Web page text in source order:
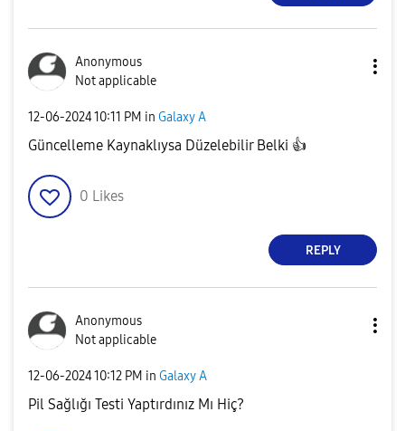
Anonymous
Not applicable
‎12-06-202410:11 PM in Galaxy A
Güncelleme Kaynaklıysa Düzelebilir Belki 👍
0 Likes
REPLY
Anonymous
Not applicable
‎12-06-202410:12 PM in Galaxy A
Pil Sağlığı Testi Yaptırdınız Mı Hiç?